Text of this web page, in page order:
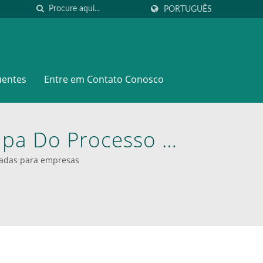
PORTUGUÊS
Entre em Contato Conosco
Do Processo De
De Mão. |
para empresas